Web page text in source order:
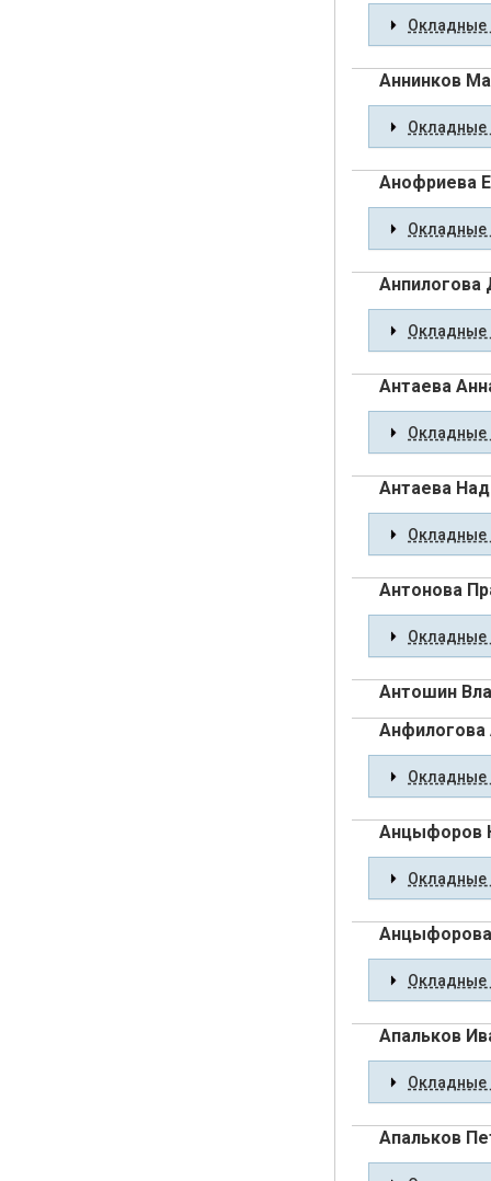
Окладные
Аннинков
Окладные
Анофриева
Окладные
Окладные
Антаева
Окладные
Антаева
Окладные
Антонова
Окладные
Антошин
Анфилогова
Окладные
Анцыфоров
Окладные
Окладные
Апальков
Окладные
Апальков